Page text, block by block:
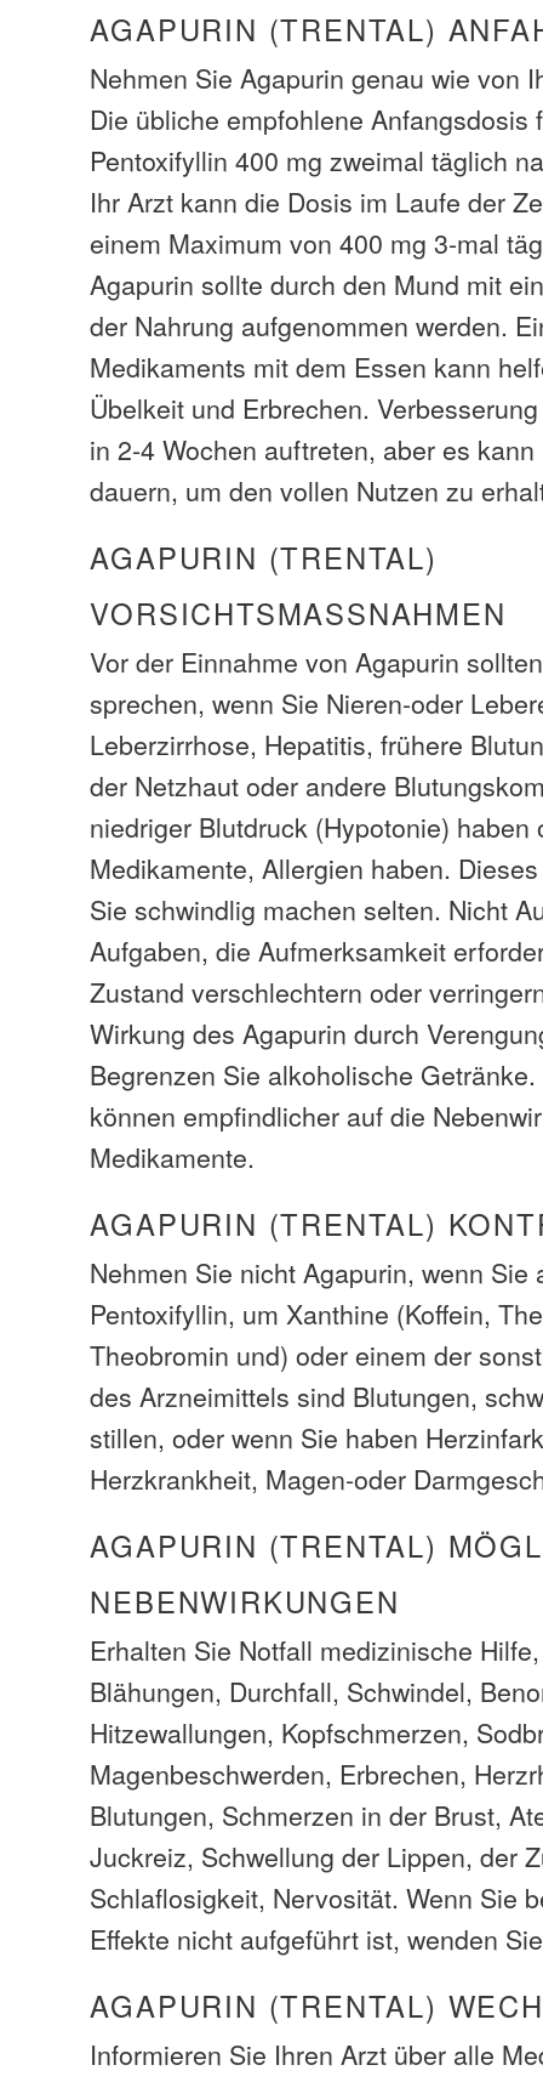
AGAPURIN (TRENTAL)
Nehmen Sie Agapurin genau wie von
Die übliche empfohlene Anfangsdosis
Pentoxifyllin 400 mg zweimal täglich
Ihr Arzt kann die Dosis im Laufe der
einem Maximum von 400 mg 3-mal
Agapurin sollte durch den Mund mit
der Nahrung aufgenommen werden.
Medikaments mit dem Essen kann
Übelkeit und Erbrechen.
in 2-4 Wochen auftreten, aber es
dauern, um den vollen Nutzen zu
AGAPURIN (TRENTAL)
VORSICHTSMASSNAHMEN
Vor der Einnahme von Agapurin
sprechen, wenn Sie Nieren-oder
Leberzirrhose, Hepatitis, frühere
der Netzhaut oder andere
niedriger Blutdruck (Hypotonie) haben
Medikamente, Allergien haben.
Sie schwindlig machen selten. Nicht
Aufgaben, die Aufmerksamkeit
Zustand verschlechtern oder
Wirkung des Agapurin durch
Begrenzen Sie alkoholische
können empfindlicher auf die
Medikamente.
AGAPURIN (TRENTAL)
Nehmen Sie nicht Agapurin, wenn Sie
Pentoxifyllin, um Xanthine (Koffein,
Theobromin und) oder einem der
des Arzneimittels sind Blutungen,
stillen, oder wenn Sie haben
Herzkrankheit, Magen-oder
AGAPURIN (TRENTAL)
NEBENWIRKUNGEN
Erhalten Sie Notfall medizinische
Blähungen, Durchfall, Schwindel,
Hitzewallungen, Kopfschmerzen,
Magenbeschwerden, Erbrechen,
Blutungen, Schmerzen in der Brust,
Juckreiz, Schwellung der Lippen, der
Schlaflosigkeit, Nervosität. Wenn Sie
Effekte nicht aufgeführt ist, wenden
AGAPURIN (TRENTAL)
Informieren Sie Ihren Arzt über alle